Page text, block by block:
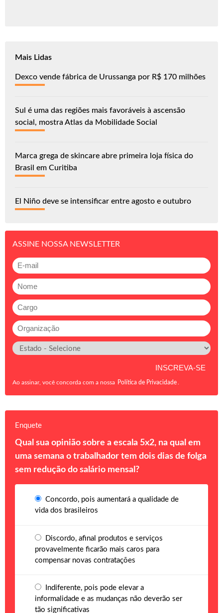
Mais Lidas
Dexco vende fábrica de Urussanga por R$ 170 milhões
Sul é uma das regiões mais favoráveis à ascensão
social, mostra Atlas da Mobilidade Social
Marca grega de skincare abre primeira loja física do
Brasil em Curitiba
El Niño deve se intensificar entre agosto e outubro
ASSINE NOSSA NEWSLETTER
Ao assinar, você concorda com a nossa Política de Privacidade
Enquete
Qual sua opinião sobre a escala 5x2, na qual em
uma semana o trabalhador tem dois dias de folga
sem redução do salário mensal?
Concordo, pois aumentará a qualidade de
vida dos brasileiros
Discordo, afinal produtos e serviços
provavelmente ficarão mais caros para
compensar novas contratações
Indiferente, pois pode elevar a
informalidade e as mudanças não deverão ser
tão significativas